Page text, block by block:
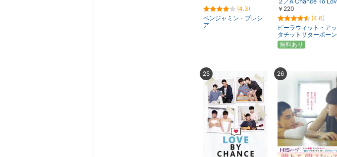
(4.3)
ベンジャミン・ブレシ
ア
￥220
(4.6)
ピーラウィット・アッ
タチットサターポーン
無料あり
25 26